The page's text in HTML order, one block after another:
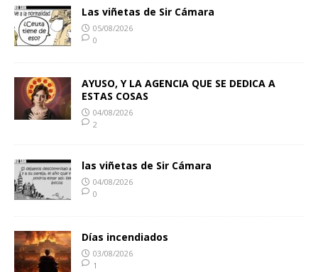
Las viñetas de Sir Cámara
05/08/2026
0
AYUSO, Y LA AGENCIA QUE SE DEDICA A
ESTAS COSAS
04/08/2026
2
las viñetas de Sir Cámara
04/08/2026
0
Días incendiados
03/08/2026
1